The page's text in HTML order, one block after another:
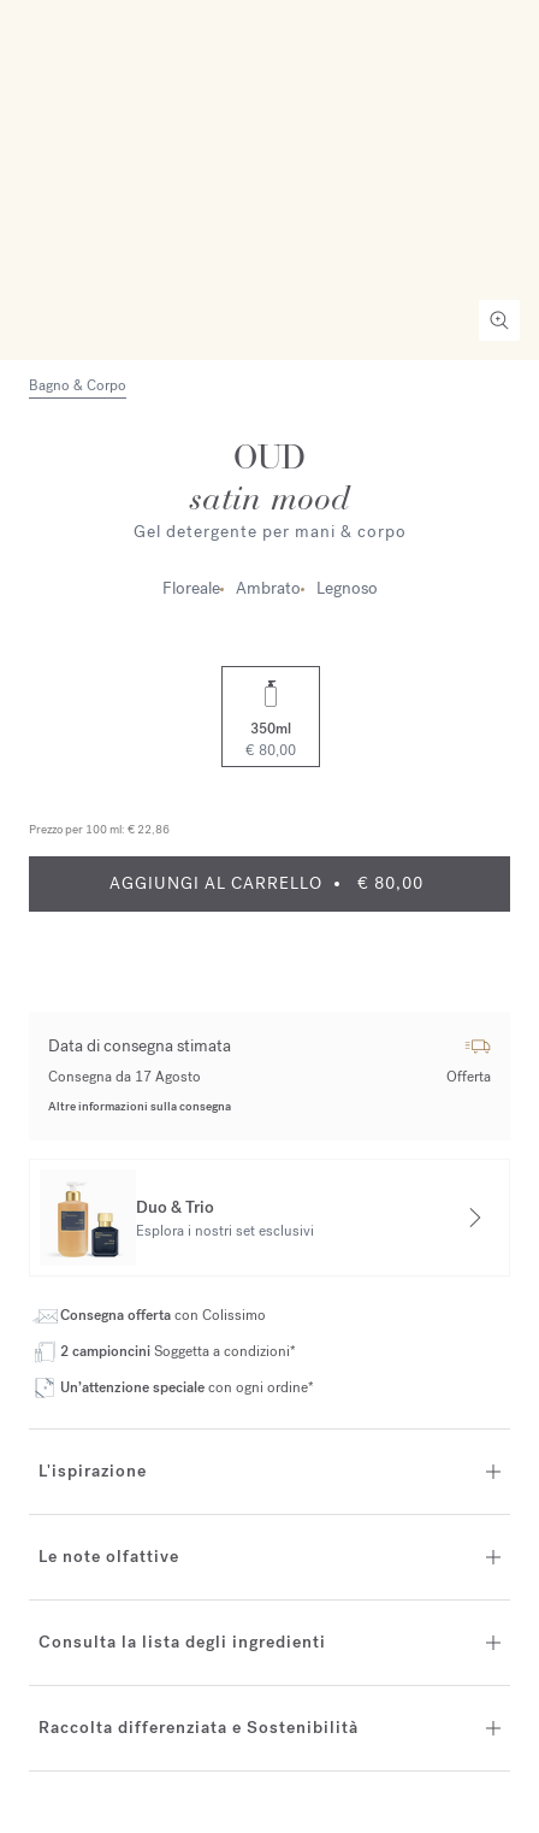
Bagno & Corpo
OUD
satin mood
Gel detergente per mani & corpo
Floreale Ambrato Legnoso
350ml
€ 80,00
Prezzo per 100 ml: € 22,86
AGGIUNGI AL CARRELLO € 80,00
Data di consegna stimata
Consegna da 17 Agosto Offerta
Altre informazioni sulla consegna
Duo & Trio
Esplora i nostri set esclusivi
Consegna offertacon Colissimo
2 campionciniSoggetta a condizioni*
Un’attenzione specialecon ogni ordine*
L'ispirazione
Le note olfattive
Consulta la lista degli ingredienti
Raccolta differenziata e Sostenibilità